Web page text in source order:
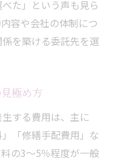
た」という声も見ら
容や会社の体制につ
を築ける委託先を選
極め方
する費用は、主に
「修繕手配費用」な
の3～5％程度が一般